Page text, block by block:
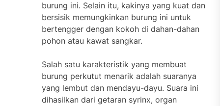
burung ini. Selain itu, kakinya yang kuat dan
bersisik memungkinkan burung ini untuk
bertengger dengan kokoh di dahan-dahan
pohon atau kawat sangkar.
Salah satu karakteristik yang membuat
burung perkutut menarik adalah suaranya
yang lembut dan mendayu-dayu. Suara ini
dihasilkan dari getaran syrinx, organ